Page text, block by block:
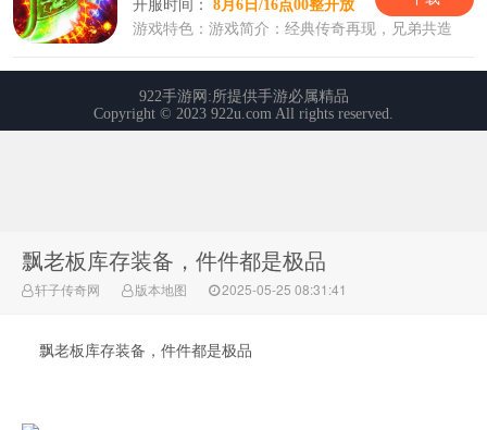
飘老板库存装备，件件都是极品
轩子传奇网 版本地图 2025-05-25 08:31:41
飘老板库存装备，件件都是极品